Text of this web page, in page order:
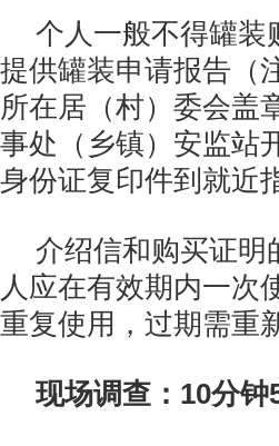
个人一般不得罐装
提供罐装申请报告（
所在居（村）委会盖
事处（乡镇）安监站
身份证复印件到就近
介绍信和购买证明
人应在有效期内一次
重复使用，过期需重
现场调查：10分